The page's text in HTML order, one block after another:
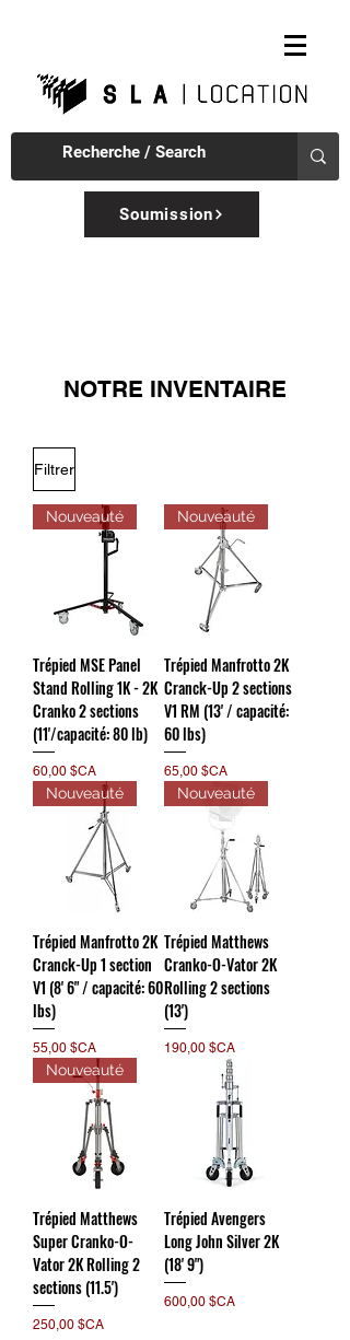
Soumission
NOTRE INVENTAIRE
Filtrer
Nouveauté
Trépied MSE Panel
Stand Rolling 1K - 2K
Cranko 2 sections
(11'/capacité: 80 lb)
Prix
60,00 $CA
Nouveauté
Trépied Manfrotto 2K
Cranck-Up 2 sections
V1 RM (13' / capacité:
60 lbs)
Prix
65,00 $CA
Nouveauté
Trépied Manfrotto 2K
Cranck-Up 1 section
V1 (8' 6" / capacité: 60
lbs)
Prix
55,00 $CA
Nouveauté
Trépied Matthews
Cranko-O-Vator 2K
Rolling 2 sections
(13')
Prix
190,00 $CA
Nouveauté
Trépied Matthews
Super Cranko-O-
Vator 2K Rolling 2
sections (11.5')
Prix
250,00 $CA
Trépied Avengers
Long John Silver 2K
(18' 9")
Prix
600,00 $CA